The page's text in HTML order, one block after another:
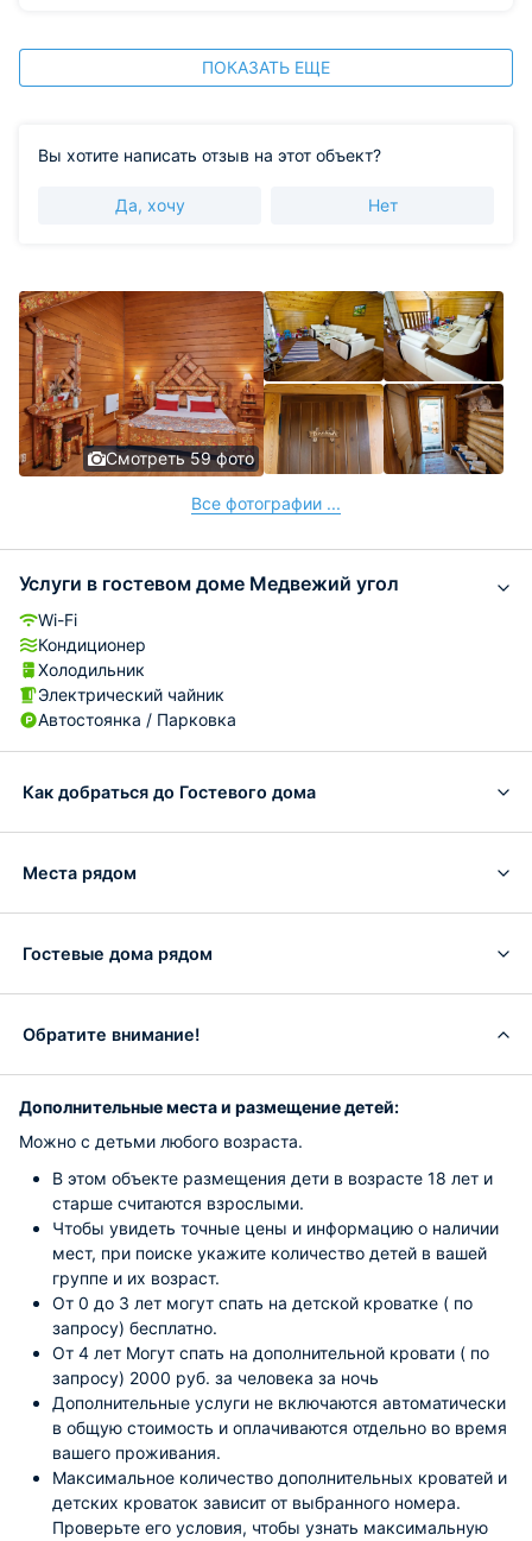
ПОКАЗАТЬ ЕЩЕ
Вы хотите написать отзыв на этот объект?
Да, хочу Нет
Смотреть 59 фото
Все фотографии ...
Услуги в гостевом доме Медвежий угол
Wi-Fi
Кондиционер
Холодильник
Электрический чайник
Автостоянка / Парковка
Как добраться до Гостевого дома
Места рядом
Гостевые дома рядом
Обратите внимание!
Дополнительные места и размещение детей:
Можно с детьми любого возраста.
В этом объекте размещения дети в возрасте 18 лет и
старше считаются взрослыми.
Чтобы увидеть точные цены и информацию о наличии
мест, при поиске укажите количество детей в вашей
группе и их возраст.
От 0 до 3 лет могут спать на детской кроватке ( по
запросу) бесплатно.
От 4 лет Могут спать на дополнительной кровати ( по
запросу) 2000 руб. за человека за ночь
Дополнительные услуги не включаются автоматически
в общую стоимость и оплачиваются отдельно во время
вашего проживания.
Максимальное количество дополнительных кроватей и
детских кроваток зависит от выбранного номера.
Проверьте его условия, чтобы узнать максимальную